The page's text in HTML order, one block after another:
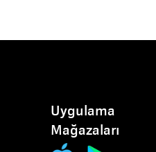
Uygulama
Mağazaları